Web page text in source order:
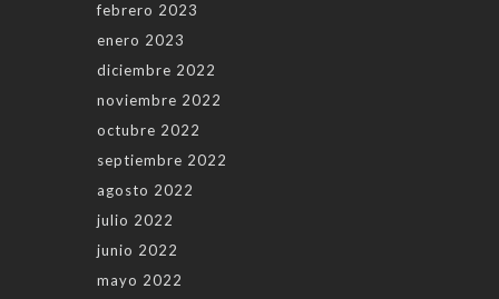
febrero 2023
enero 2023
diciembre 2022
noviembre 2022
octubre 2022
septiembre 2022
agosto 2022
julio 2022
junio 2022
mayo 2022